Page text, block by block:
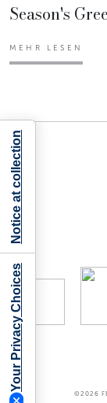
Season's
MEHR LESEN
©2026
Your Privacy Choices
Notice at collection